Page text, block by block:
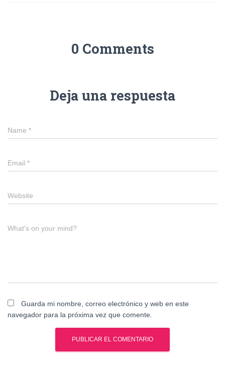
0 Comments
Deja una respuesta
Name *
Email *
Website
What's on your mind?
Guarda mi nombre, correo electrónico y web en este
navegador para la próxima vez que comente.